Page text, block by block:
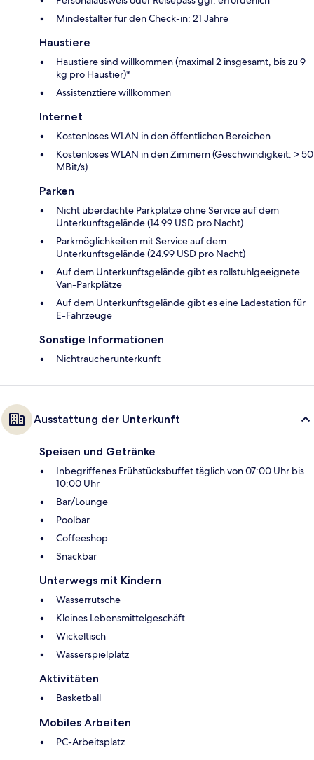
Mindestalter für den Check-in: 21 Jahre
Haustiere
Haustiere sind willkommen (maximal 2 insgesamt, bis zu 9
kg pro Haustier)*
Assistenztiere willkommen
Internet
Kostenloses WLAN in den öffentlichen Bereichen
Kostenloses WLAN in den Zimmern (Geschwindigkeit: > 50
MBit/s)
Parken
Nicht überdachte Parkplätze ohne Service auf dem
Unterkunftsgelände (14.99 USD pro Nacht)
Parkmöglichkeiten mit Service auf dem
Unterkunftsgelände (24.99 USD pro Nacht)
Auf dem Unterkunftsgelände gibt es rollstuhlgeeignete
Van-Parkplätze
Auf dem Unterkunftsgelände gibt es eine Ladestation für
E-Fahrzeuge
Sonstige Informationen
Nichtraucherunterkunft
Ausstattung der Unterkunft
Speisen und Getränke
Inbegriffenes Frühstücksbuffet täglich von 07:00 Uhr bis
10:00 Uhr
Bar/Lounge
Poolbar
Coffeeshop
Snackbar
Unterwegs mit Kindern
Wasserrutsche
Kleines Lebensmittelgeschäft
Wickeltisch
Wasserspielplatz
Aktivitäten
Basketball
Mobiles Arbeiten
PC-Arbeitsplatz